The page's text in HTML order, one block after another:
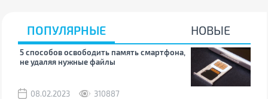
ПОПУЛЯРНЫЕ НОВЫЕ
5 способов освободить память смартфона,
не удаляя нужные файлы
08.02.2023
310887